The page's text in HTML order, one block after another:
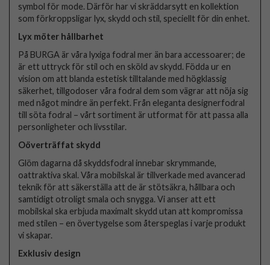
symbol för mode. Därför har vi skräddarsytt en kollektion
som förkroppsligar lyx, skydd och stil, speciellt för din enhet.
Lyx möter hållbarhet
På BURGA är våra lyxiga fodral mer än bara accessoarer; de
är ett uttryck för stil och en sköld av skydd. Födda ur en
vision om att blanda estetisk tilltalande med högklassig
säkerhet, tillgodoser våra fodral dem som vägrar att nöja sig
med något mindre än perfekt. Från eleganta designerfodral
till söta fodral – vårt sortiment är utformat för att passa alla
personligheter och livsstilar.
Oöverträffat skydd
Glöm dagarna då skyddsfodral innebar skrymmande,
oattraktiva skal. Våra mobilskal är tillverkade med avancerad
teknik för att säkerställa att de är stötsäkra, hållbara och
samtidigt otroligt smala och snygga. Vi anser att ett
mobilskal ska erbjuda maximalt skydd utan att kompromissa
med stilen – en övertygelse som återspeglas i varje produkt
vi skapar.
Exklusiv design